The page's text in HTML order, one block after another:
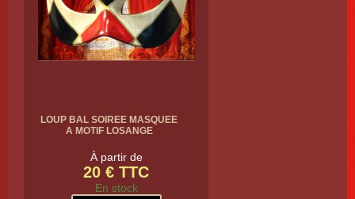
LOUP BAL SOIREE MASQUEE
A MOTIF LOSANGE
À partir de
20 € TTC
En stock